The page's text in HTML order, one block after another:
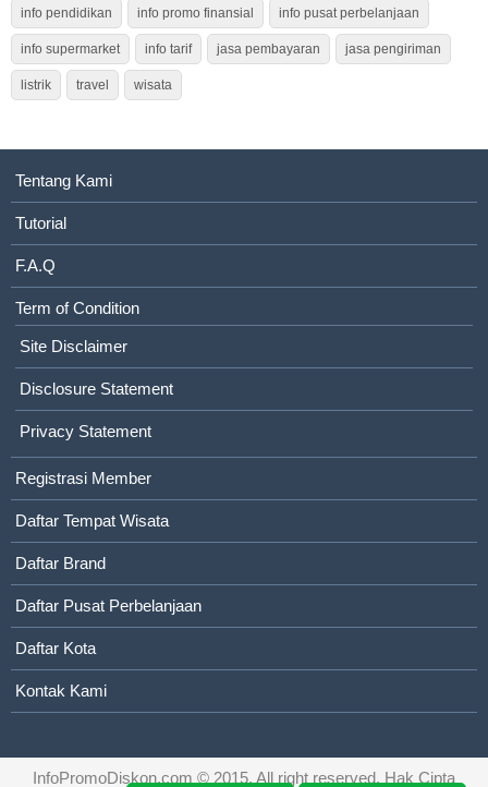
info pendidikan info promo finansial info pusat perbelanjaan
info supermarket info tarif jasa pembayaran jasa pengiriman
listrik travel wisata
Tentang Kami
Tutorial
F.A.Q
Term of Condition
Site Disclaimer
Disclosure Statement
Privacy Statement
Registrasi Member
Daftar Tempat Wisata
Daftar Brand
Daftar Pusat Perbelanjaan
Daftar Kota
Kontak Kami
InfoPromoDiskon.com © 2015. All right reserved. Hak Cipta